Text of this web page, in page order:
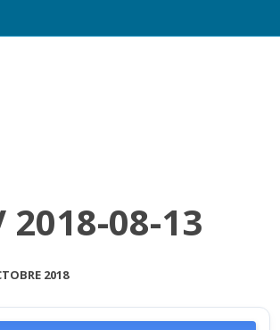
2018-08-13
2018